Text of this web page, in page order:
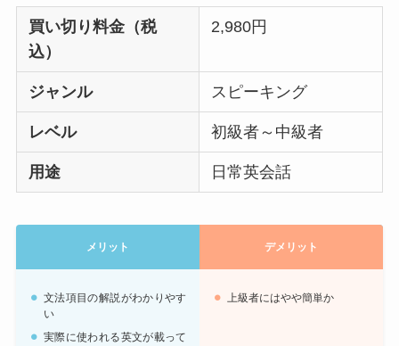
買い切り料金（税
込）
2,980円
ジャンル スピーキング
レベル 初級者～中級者
用途 日常英会話
メリット デメリット
文法項目の解説がわかりやす
い
実際に使われる英文が載って
上級者にはやや簡単か